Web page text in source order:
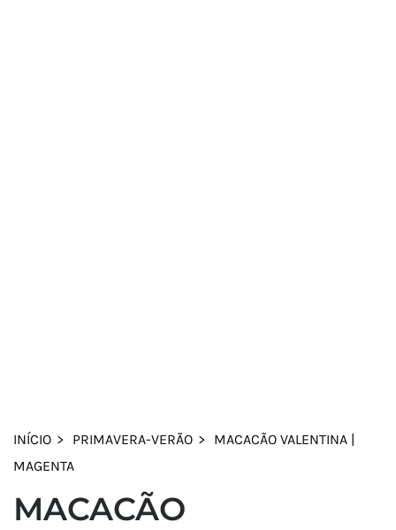
INÍCIO PRIMAVERA-VERÃO
MACACÃO VALENTINA |
MAGENTA
MACACÃO